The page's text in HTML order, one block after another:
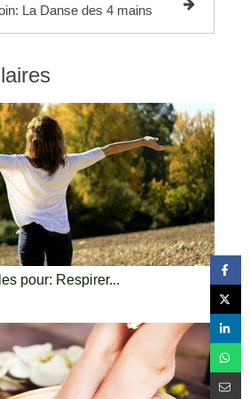
La Danse des 4 mains
pour: Respirer...